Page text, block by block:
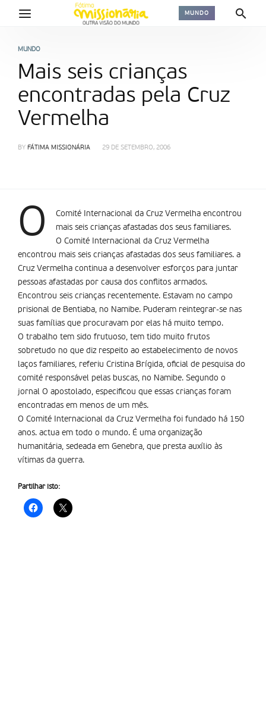
MUNDO
MUNDO
Mais seis crianças
encontradas pela Cruz
Vermelha
BY FÁTIMA MISSIONÁRIA 29 DE SETEMBRO, 2006
O
Comité Internacional da Cruz Vermelha encontrou
mais seis crianças afastadas dos seus familiares.
O Comité Internacional da Cruz Vermelha
encontrou mais seis crianças afastadas dos seus familiares. a
Cruz Vermelha continua a desenvolver esforços para juntar
pessoas afastadas por causa dos conflitos armados.
Encontrou seis crianças recentemente. Estavam no campo
prisional de Bentiaba, no Namibe. Puderam reintegrar-se nas
suas famílias que procuravam por elas há muito tempo.
O trabalho tem sido frutuoso, tem tido muito frutos
sobretudo no que diz respeito ao estabelecimento de novos
laços familiares, referiu Cristina Brígida, oficial de pesquisa do
comité responsável pelas buscas, no Namibe. Segundo o
jornal O apostolado, especificou que essas crianças foram
encontradas em menos de um mês.
O Comité Internacional da Cruz Vermelha foi fundado há 150
anos. actua em todo o mundo. É uma organização
humanitária, sedeada em Genebra, que presta auxílio às
vítimas da guerra.
Partilhar isto: